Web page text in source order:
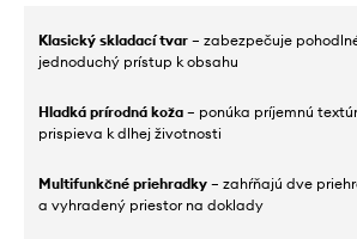
Klasický skladací tvar – zabezpečuje
jednoduchý prístup k obsahu
Hladká prírodná koža – ponúka príjemnú
prispieva k dlhej životnosti
Multifunkčné priehradky – zahŕňajú dve
a vyhradený priestor na doklady